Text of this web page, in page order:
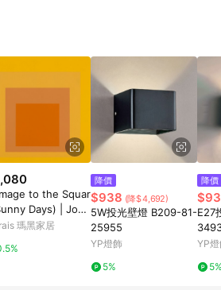
回饋者 - 購物中心商店之商品：商
/購物金/超贈點/福利金/紅利折抵/折
採購或批發轉賣不具回饋資格： 如
、批發轉賣而非最終消費使用者，
認定為準
to the Squar
Days) | Jose
- 銀色鋁框-中
瑪黑家居
降價
$938 (降$4,692)
5W投光壁燈 B209-81-
25955
YP燈飾
5%
降價
E27
YP